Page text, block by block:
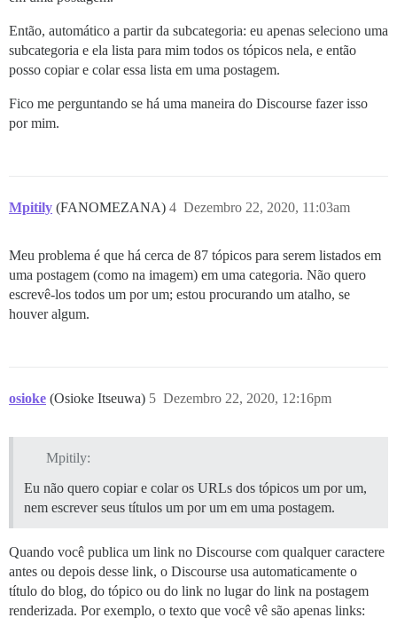
Então, automático a partir da subcategoria: eu apenas seleciono uma
subcategoria e ela lista para mim todos os tópicos nela, e então
posso copiar e colar essa lista em uma postagem.
Fico me perguntando se há uma maneira do Discourse fazer isso
por mim.
Mpitily (FANOMEZANA) Dezembro 22, 2020, 11:03am
4
Meu problema é que há cerca de 87 tópicos para serem listados em
uma postagem (como na imagem) em uma categoria. Não quero
escrevê-los todos um por um; estou procurando um atalho, se
houver algum.
osioke (Osioke Itseuwa) Dezembro 22, 2020, 12:16pm
5
Mpitily:
Eu não quero copiar e colar os URLs dos tópicos um por um,
nem escrever seus títulos um por um em uma postagem.
Quando você publica um link no Discourse com qualquer caractere
antes ou depois desse link, o Discourse usa automaticamente o
título do blog, do tópico ou do link no lugar do link na postagem
renderizada. Por exemplo, o texto que você vê são apenas links: